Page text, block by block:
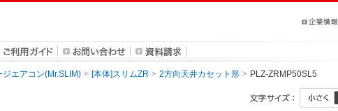
エアコン(Mr.SLIM) [本体]スリムZR 2方向天井カセット形 PLZ-ZRMP50SL5